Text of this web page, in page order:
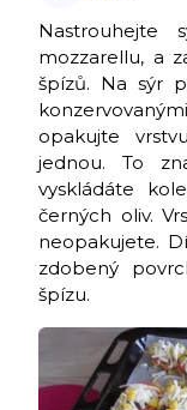
Nastrouhejte
mozzarellu, a
špízů. Na sýr
opakujte
jednou. To
vyskládáte
černých oliv.
neopakujete.
zdobený
špízu.